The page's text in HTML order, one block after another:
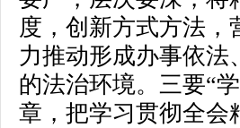
度，创新方式方法，
力推动形成办事依法
的法治环境。三要“
章，把学习贯彻全会